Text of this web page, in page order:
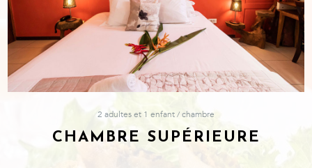
2 adultes et 1 enfant / chambre
CHAMBRE SUPÉRIEURE